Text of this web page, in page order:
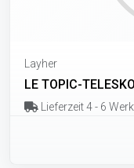
Layher
LE TOPIC-
Lieferzeit 4 - 6